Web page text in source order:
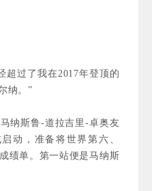
超过了我在2017年登顶的
纳。”
纳斯鲁-道拉吉里-卓奥友
动，准备将世界第六、
绩单。第一站便是马纳斯